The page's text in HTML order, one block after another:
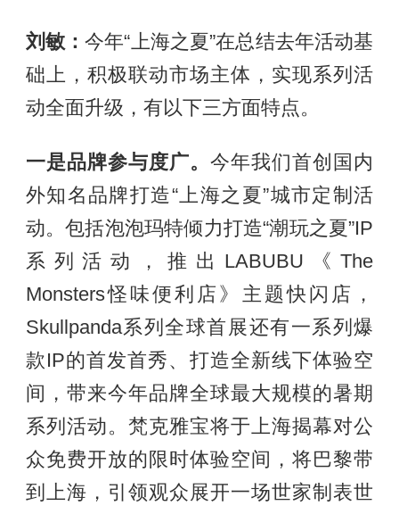
刘敏：今年“上海之夏”在总结去年活动基
础上，积极联动市场主体，实现系列活
动全面升级，有以下三方面特点。
一是品牌参与度广。今年我们首创国内
外知名品牌打造“上海之夏”城市定制活
动。包括泡泡玛特倾力打造“潮玩之夏”IP
系列活动，推出LABUBU《The
Monsters怪味便利店》主题快闪店，
Skullpanda系列全球首展还有一系列爆
款IP的首发首秀、打造全新线下体验空
间，带来今年品牌全球最大规模的暑期
系列活动。梵克雅宝将于上海揭幕对公
众免费开放的限时体验空间，将巴黎带
到上海，引领观众展开一场世家制表世